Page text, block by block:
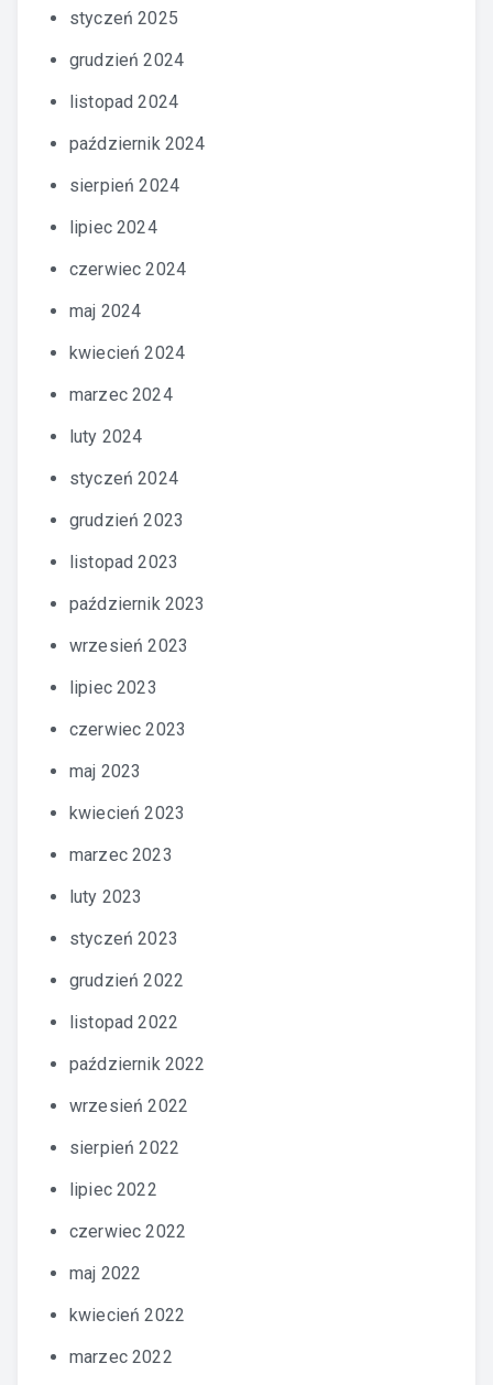
styczeń 2025
grudzień 2024
listopad 2024
październik 2024
sierpień 2024
lipiec 2024
czerwiec 2024
maj 2024
kwiecień 2024
marzec 2024
luty 2024
styczeń 2024
grudzień 2023
listopad 2023
październik 2023
wrzesień 2023
lipiec 2023
czerwiec 2023
maj 2023
kwiecień 2023
marzec 2023
luty 2023
styczeń 2023
grudzień 2022
listopad 2022
październik 2022
wrzesień 2022
sierpień 2022
lipiec 2022
czerwiec 2022
maj 2022
kwiecień 2022
marzec 2022